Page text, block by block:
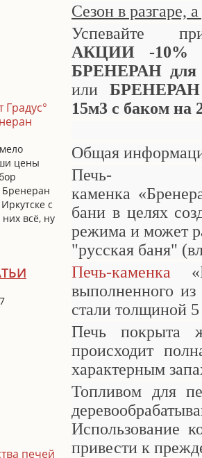
цены
с
всё, ну
печей
Сезон в
Успевайте
АКЦИИ -10%
БРЕНЕРАН для
или
15м3 с баком на
Общая
Печь-
каменка
бани в целях
режима и может
"русская баня"
Печь-каменка
выполненного
стали толщиной
Печь покрыта
происходит
характерным
Топливом для
Использование
привести к